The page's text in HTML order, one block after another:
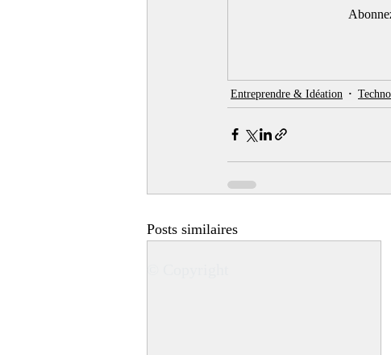
Entreprendre & Idéation
Posts similaires